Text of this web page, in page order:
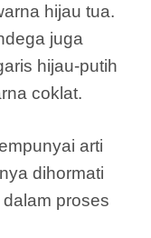
hijau tua.
juga
hijau-putih
coklat.
arti
dihormati
proses